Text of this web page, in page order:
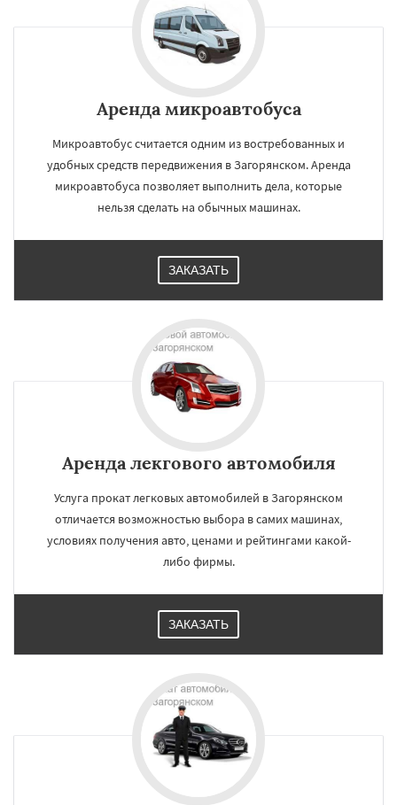
Аренда микроавтобуса
Микроавтобус считается одним из востребованных и
удобных средств передвижения в Загорянском. Аренда
микроавтобуса позволяет выполнить дела, которые
нельзя сделать на обычных машинах.
ЗАКАЗАТЬ
Аренда лекгового автомобиля
Услуга прокат легковых автомобилей в Загорянском
отличается возможностью выбора в самих машинах,
условиях получения авто, ценами и рейтингами какой-
либо фирмы.
ЗАКАЗАТЬ